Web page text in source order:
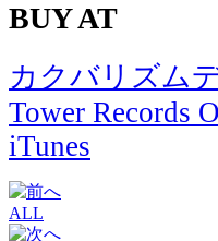
BUY AT
カクバリズム
Tower Records
iTunes
ALL